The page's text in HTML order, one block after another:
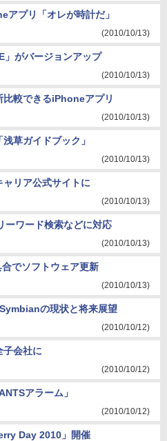
プリ「オレが時計だ」
(2010/10/13)
」がバージョンアップ
(2010/10/13)
比較できるiPhoneアプリ
(2010/10/13)
草ガイドブック」
(2010/10/13)
リア公式サイトに
(2010/10/13)
ーワード検索などに対応
(2010/10/13)
でソフトウェア更新
(2010/10/13)
の現状と将来展望
(2010/10/12)
子会社に
(2010/10/12)
アラーム」
(2010/10/12)
Day 2010」開催